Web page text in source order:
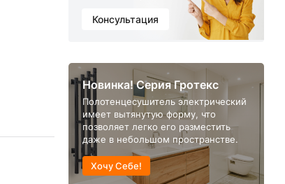
Консультация
Новинка! Серия Гротекс
Полотенцесушитель электрический
имеет вытянутую форму, что
позволяет легко его разместить
даже в небольшом пространстве.
Хочу Себе!